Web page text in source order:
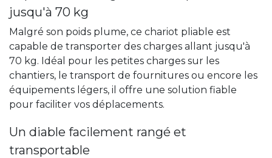
jusqu'à 70 kg
Malgré son poids plume, ce chariot pliable est
capable de transporter des charges allant jusqu'à
70 kg. Idéal pour les petites charges sur les
chantiers, le transport de fournitures ou encore les
équipements légers, il offre une solution fiable
pour faciliter vos déplacements.
Un diable facilement rangé et
transportable